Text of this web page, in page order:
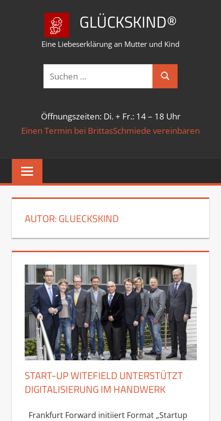
GLÜCKSKIND®
Eine Liebeserklärung an Mutter und Kind
Suchen
nach:
Suchen
Öffnungszeiten: Di. + Fr.: 14 – 18 Uhr
Einen Termin bei BrittasSchmiede vereinbaren
AUTOR:GLUECKSKIND
START-UP WITEFIELD UNTERSTÜTZT
DIGITALISIERUNG IM HANDWERK
Frankfurt Forward initiiert Format „Startup